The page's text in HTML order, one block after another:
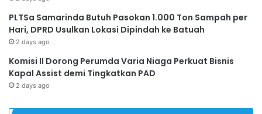
PLTSa Samarinda Butuh Pasokan 1.000 Ton Sampah per
Hari, DPRD Usulkan Lokasi Dipindah ke Batuah
2 days ago
Komisi II Dorong Perumda Varia Niaga Perkuat Bisnis
Kapal Assist demi Tingkatkan PAD
2 days ago